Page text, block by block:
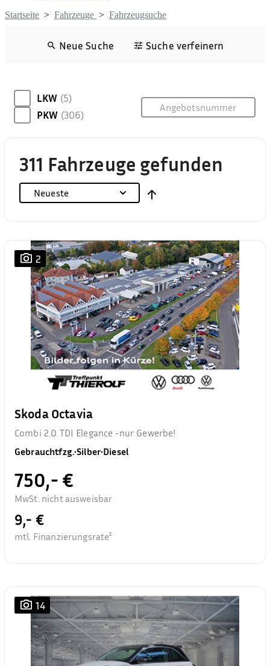
Startseite > Fahrzeuge > Fahrzeugsuche
Neue Suche Suche verfeinern
LKW (5)
PKW (306)
311 Fahrzeuge gefunden
Neueste
2
Skoda Octavia
Combi 2.0 TDI Elegance -nur Gewerbe!
Gebrauchtfzg.•Silber•Diesel
750,- €
MwSt. nicht ausweisbar
9,- €
mtl. Finanzierungsrate²
14